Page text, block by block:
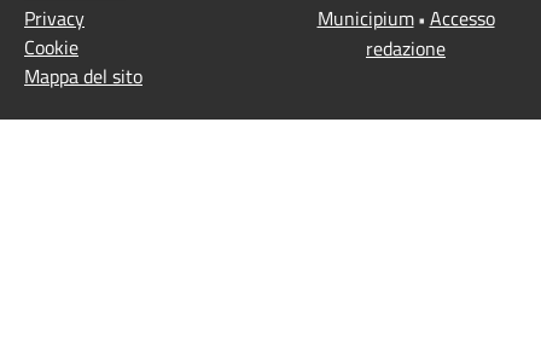
Privacy
Cookie
Mappa del sito
Municipium• Accesso
redazione